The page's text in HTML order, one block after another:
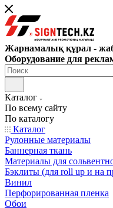
Жарнамалық құрал -
Оборудование для
Каталог
По всему сайту
По каталогу
Каталог
Рулонные материалы
Баннерная ткань
Материалы для
Бэклиты (для roll up и на
Винил
Перфорированная пленка
Обои